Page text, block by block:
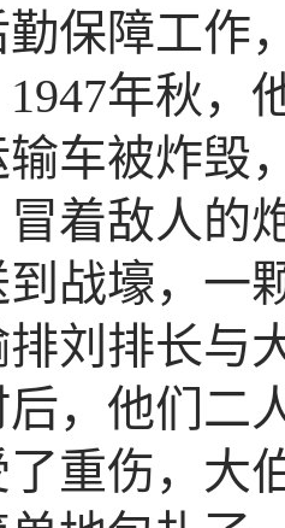
保障工作
年秋，
车被炸毁
着敌人的
战壕，一
排刘排长与
，他们二
重伤，大